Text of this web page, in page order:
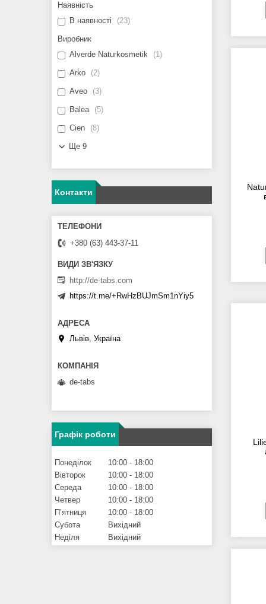
Наявність
В наявності
23
Виробник
Alverde Naturkosmetik
1
Arko 2
Aveo 3
Balea 5
Cien 8
Ще 9
Контакти
+380 (63) 443-37-11
http://de-tabs.com
https://t.me/+RwHzBUJmSm1nYiy5
Львів, Україна
de-tabs
Графік роботи
Понеділок 10:00
18:00
Вівторок
10:00
18:00
Середа
10:00
18:00
Четвер
10:00
18:00
Пʼятниця
10:00
18:00
Субота
Вихідний
Неділя
Вихідний